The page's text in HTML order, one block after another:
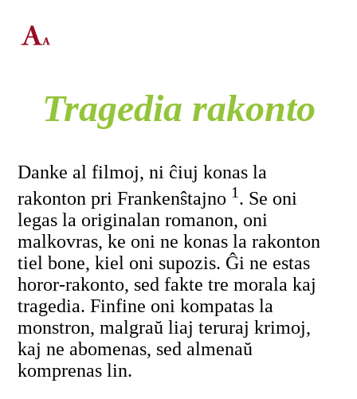
Tragedia rakonto
Danke al filmoj, ni ĉiuj konas la
rakonton pri Frankenŝtajno 1. Se oni
legas la originalan romanon, oni
malkovras, ke oni ne konas la rakonton
tiel bone, kiel oni supozis. Ĝi ne estas
horor-rakonto, sed fakte tre morala kaj
tragedia. Finfine oni kompatas la
monstron, malgraŭ liaj teruraj krimoj,
kaj ne abomenas, sed almenaŭ
komprenas lin.